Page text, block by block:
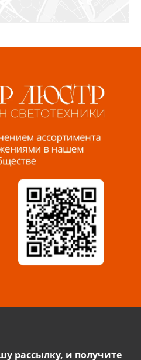
61 ТЦ "Стройбери"
1А
37 (БЦ «Дикомп»)
рассылку, и получите